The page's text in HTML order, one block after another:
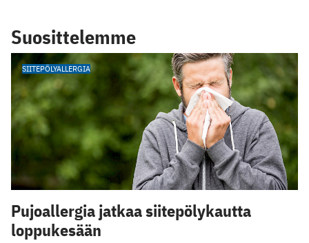
Suosittelemme
SIITEPÖLYALLERGIA
Pujoallergia jatkaa siitepölykautta
loppukesään